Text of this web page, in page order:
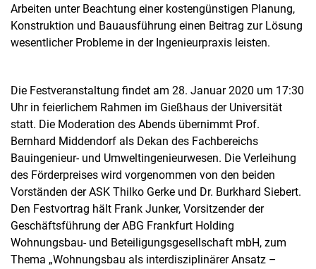
Arbeiten unter Beachtung einer kostengünstigen Planung,
Konstruktion und Bauausführung einen Beitrag zur Lösung
wesentlicher Probleme in der Ingenieurpraxis leisten.
Die Festveranstaltung findet am 28. Januar 2020 um 17:30
Uhr in feierlichem Rahmen im Gießhaus der Universität
statt. Die Moderation des Abends übernimmt Prof.
Bernhard Middendorf als Dekan des Fachbereichs
Bauingenieur- und Umweltingenieurwesen. Die Verleihung
des Förderpreises wird vorgenommen von den beiden
Vorständen der ASK Thilko Gerke und Dr. Burkhard Siebert.
Den Festvortrag hält Frank Junker, Vorsitzender der
Geschäftsführung der ABG Frankfurt Holding
Wohnungsbau- und Beteiligungsgesellschaft mbH, zum
Thema „Wohnungsbau als interdisziplinärer Ansatz –